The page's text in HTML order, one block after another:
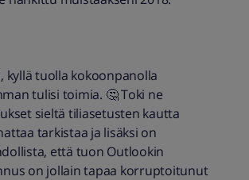
kyllä tuolla kokoonpanolla
tulisi toimia. 🤔 Toki ne
sieltä tiliasetusten kautta
tarkistaa ja lisäksi on
että tuon Outlookin
on jollain tapaa korruptoitunut